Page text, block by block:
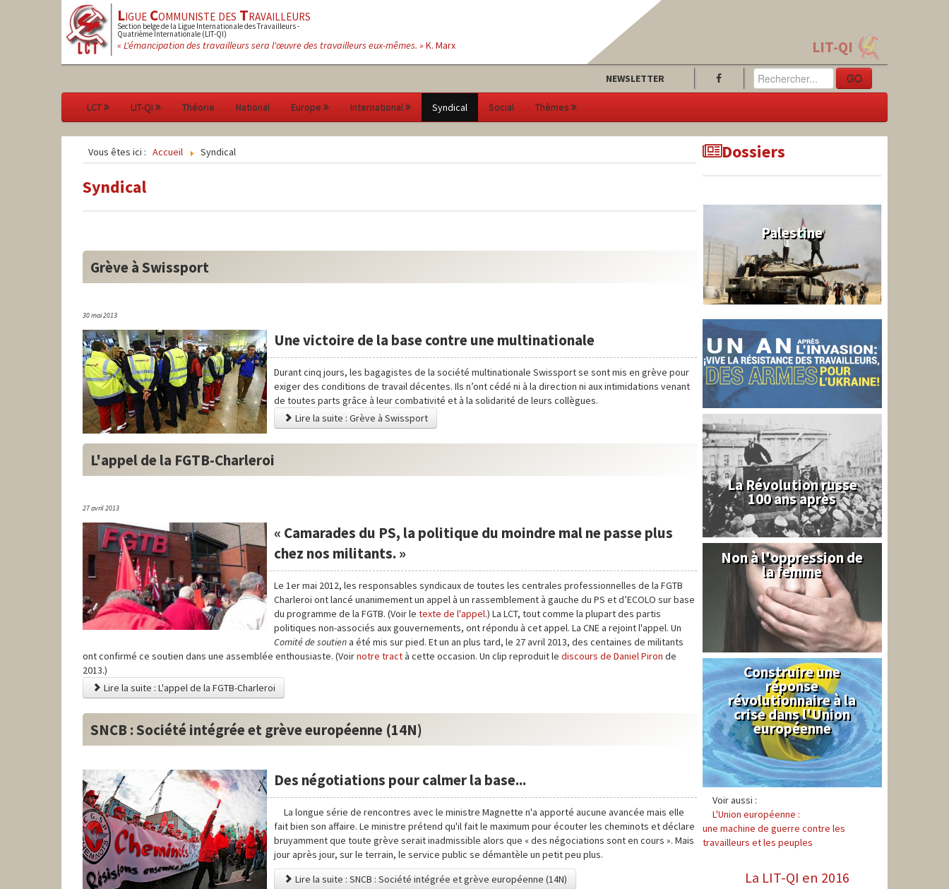
LigueCommuniste des Travailleurs
Section belge de la Ligue Internationale des Travailleurs -
Quatrième Internationale (LIT-QI)
« L'émancipation des travailleurs sera l'œuvre des travailleurs eux-mêmes. »K. Marx LIT-QI
NEWSLETTER GO
LCT LIT-QI Théorie National Europe International Syndical Social Thèmes
Vous êtes ici : Accueil Syndical
Syndical
Grève à Swissport
30 mai 2013
Une victoire de la base contre une multinationale
Durant cinq jours, les bagagistes de la société multinationale Swissport se sont mis en grève pour
exiger des conditions de travail décentes. Ils n’ont cédé ni à la direction ni aux intimidations venant
de toutes parts grâce à leur combativité et à la solidarité de leurs collègues.
Lire la suite : Grève à Swissport
L'appel de la FGTB-Charleroi
27 avril 2013
« Camarades du PS, la politique du moindre mal ne passe plus
chez nos militants. »
Le 1er mai 2012, les responsables syndicaux de toutes les centrales professionnelles de la FGTB
Charleroi ont lancé unanimement un appel à un rassemblement à gauche du PS et d’ECOLO sur base
du programme de la FGTB. (Voir le texte de l'appel.) La LCT, tout comme la plupart des partis
politiques non-associés aux gouvernements, ont répondu à cet appel. La CNE a rejoint l'appel. Un
Comité de soutiena été mis sur pied. Et un an plus tard, le 27 avril 2013, des centaines de militants
ont confirmé ce soutien dans une assemblée enthousiaste. (Voirnotre tractà cette occasion. Un clip reproduit le discours de Daniel Piron de
2013.)
Lire la suite : L'appel de la FGTB-Charleroi
SNCB : Société intégrée et grève européenne (14N)
Des négotiations pour calmer la base...
La longue série de rencontres avec le ministre Magnette n'a apporté aucune avancée mais elle
fait bien son affaire. Le ministre prétend qu'il fait le maximum pour écouter les cheminots et déclare
bruyamment que toute grève serait inadmissible alors que « des négociations sont en cours ». Mais
jour après jour, sur le terrain, le service public se démantèle un petit peu plus.
Lire la suite : SNCB : Société intégrée et grève européenne (14N)
Dossiers
Palestine
La Révolution russe
100 ans après
Syrie
Non à l'oppression de
la femme
Syndical
Construire une
réponse
révolutionnaire à la
crise dans l'Union
européenne
Voir aussi :
L'Union européenne :
une machine de guerre contre les
travailleurs et les peuples
La LIT-QI en 2016